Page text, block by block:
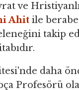
ve
Ahit ile
takip
daha
Profesörü